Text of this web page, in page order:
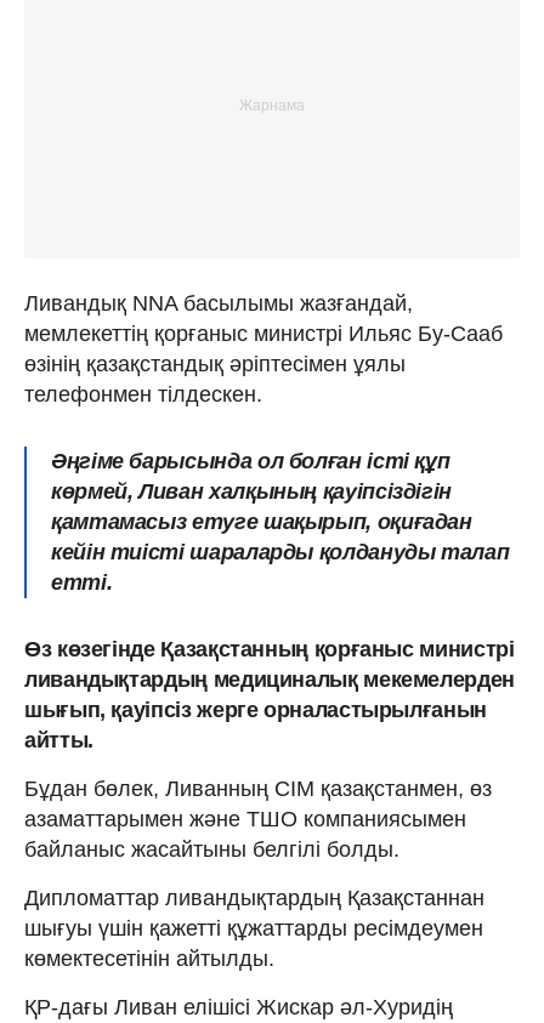
Ливандық NNA басылымы жазғандай,
мемлекеттің қорғаныс министрі Ильяс Бу-Сааб
өзінің қазақстандық әріптесімен ұялы
телефонмен тілдескен.
Әңгіме барысында ол болған істі құп
көрмей, Ливан халқының қауіпсіздігін
қамтамасыз етуге шақырып, оқиғадан
кейін тиісті шараларды қолдануды талап
етті.
Өз көзегінде Қазақстанның қорғаныс министрі
ливандықтардың медициналық мекемелерден
шығып, қауіпсіз жерге орналастырылғанын
айтты.
Бұдан бөлек, Ливанның СІМ қазақстанмен, өз
азаматтарымен және ТШО компаниясымен
байланыс жасайтыны белгілі болды.
Дипломаттар ливандықтардың Қазақстаннан
шығуы үшін қажетті құжаттарды ресімдеумен
көмектесетінін айтылды.
ҚР-дағы Ливан елішісі Жискар әл-Хуридің